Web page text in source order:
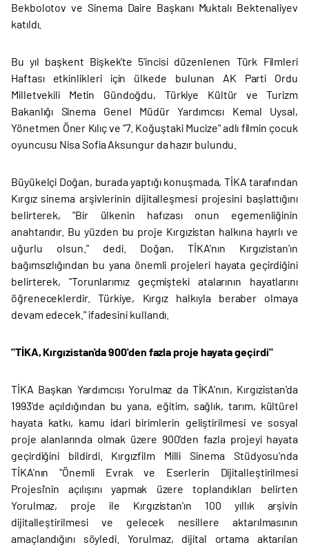
Bekbolotov ve Sinema Daire Başkanı Muktalı Bektenaliyev
katıldı.
Bu yıl başkent Bişkek'te 5'incisi düzenlenen Türk Filmleri
Haftası etkinlikleri için ülkede bulunan AK Parti Ordu
Milletvekili Metin Gündoğdu, Türkiye Kültür ve Turizm
Bakanlığı Sinema Genel Müdür Yardımcısı Kemal Uysal,
Yönetmen Öner Kılıç ve "7. Koğuştaki Mucize" adlı filmin çocuk
oyuncusu Nisa Sofia Aksungur da hazır bulundu.
Büyükelçi Doğan, burada yaptığı konuşmada, TİKA tarafından
Kırgız sinema arşivlerinin dijitalleşmesi projesini başlattığını
belirterek, "Bir ülkenin hafızası onun egemenliğinin
anahtarıdır. Bu yüzden bu proje Kırgızistan halkına hayırlı ve
uğurlu olsun." dedi. Doğan, TİKA'nın Kırgızistan'ın
bağımsızlığından bu yana önemli projeleri hayata geçirdiğini
belirterek, "Torunlarımız geçmişteki atalarının hayatlarını
öğreneceklerdir. Türkiye, Kırgız halkıyla beraber olmaya
devam edecek." ifadesini kullandı.
"TİKA, Kırgızistan'da 900'den fazla proje hayata geçirdi"
TİKA Başkan Yardımcısı Yorulmaz da TİKA'nın, Kırgızistan'da
1993'de açıldığından bu yana, eğitim, sağlık, tarım, kültürel
hayata katkı, kamu idari birimlerin geliştirilmesi ve sosyal
proje alanlarında olmak üzere 900’den fazla projeyi hayata
geçirdiğini bildirdi. Kırgızfilm Milli Sinema Stüdyosu'nda
TİKA'nın "Önemli Evrak ve Eserlerin Dijitalleştirilmesi
Projesi'nin açılışını yapmak üzere toplandıkları belirten
Yorulmaz, proje ile Kırgızistan'ın 100 yıllık arşivin
dijitalleştirilmesi ve gelecek nesillere aktarılmasının
amaçlandığını söyledi. Yorulmaz, dijital ortama aktarılan